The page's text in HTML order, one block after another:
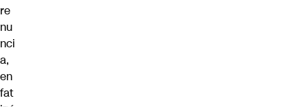
re
nu
nci
a,
en
fat